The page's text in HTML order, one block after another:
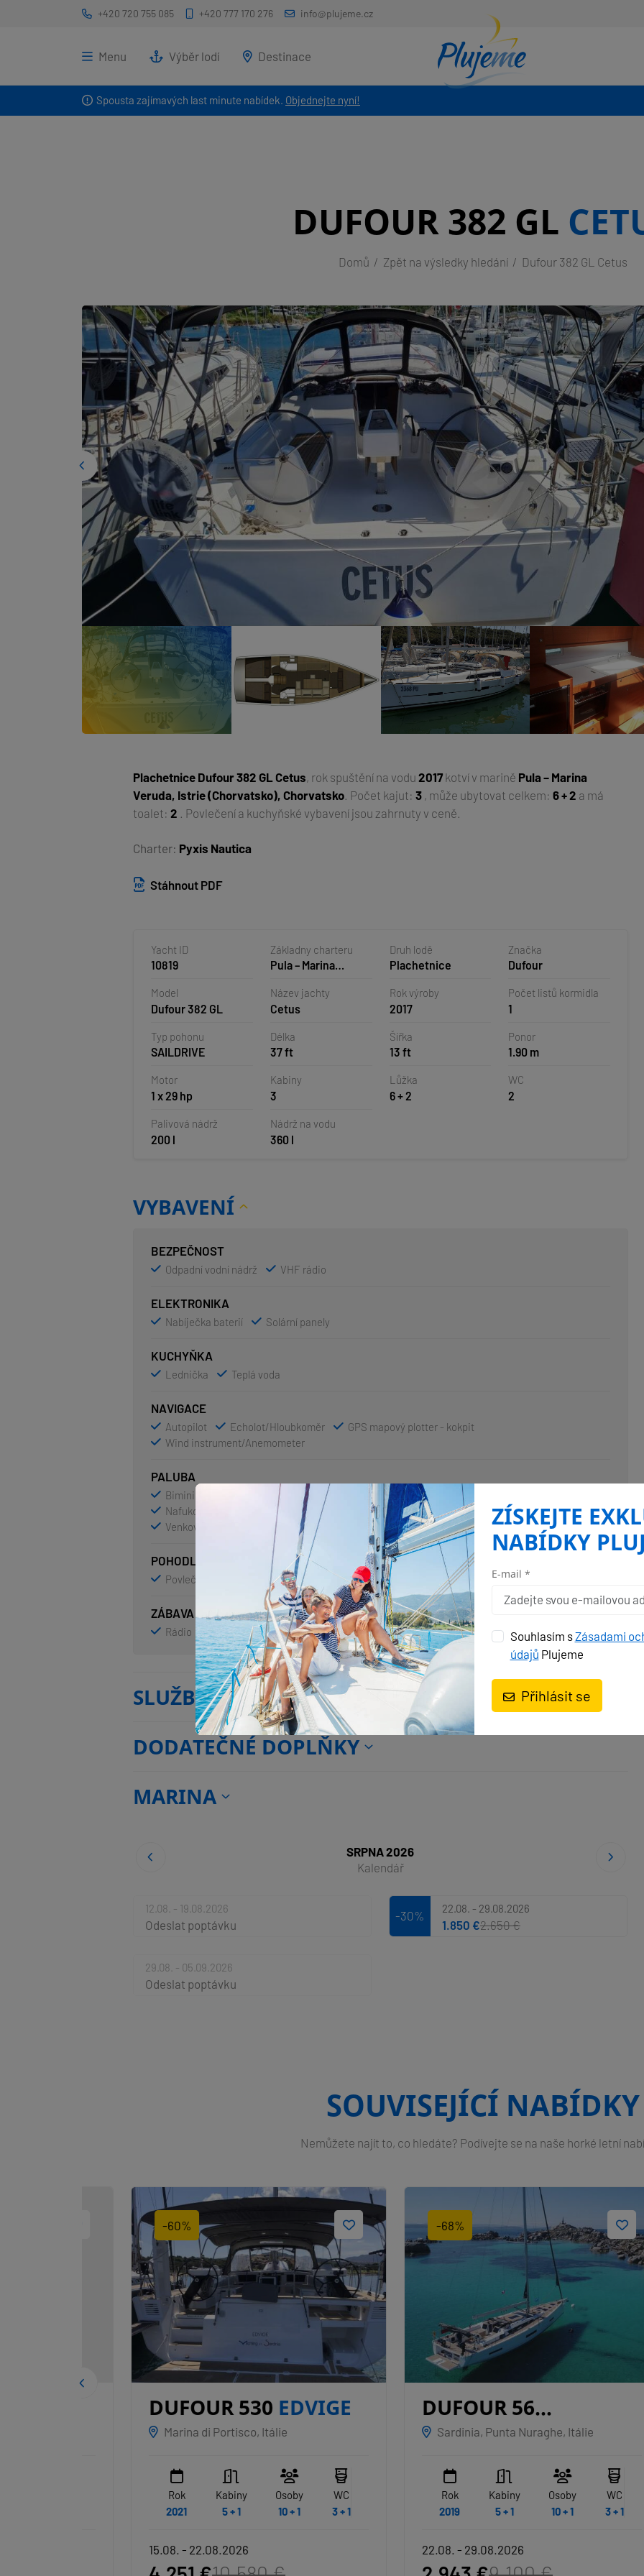
Spousta zajímavých last minute nabídek. Objednejte nyní!
+420 720 755 085 +420 777 170 276 info@plujeme.cz
Menu Výběr lodí Destinace
DUFOUR 382 GL
Domů Zpět na výsledky hledání Dufour 382 GL Cetus
Plachetnice Dufour 382 GL Cetus, rok spuštění na vodu2017 kotví v marině Pula – Marina
Veruda, Istrie (Chorvatsko), Chorvatsko . Počet kajut:3 , může ubytovat celkem:6 + 2 a má
toalet:2 . Povlečení a kuchyňské vybavení jsou zahrnuty v ceně.
Charter: Pyxis Nautica
Stáhnout PDF
Yacht ID
10819
Základny charteru
Pula – Marina
Druh lodě
Plachetnice
Značka
Dufour
Model
Dufour 382 GL
Název jachty
Cetus
Rok výroby
2017
Počet listů kormidla
1
Typ pohonu
SAILDRIVE
Délka
37 ft
Šířka
13 ft
Ponor
1.90 m
Motor
1 x 29 hp
Kabiny
3
Lůžka
6 + 2
WC
2
Palivová nádrž
200 l
Nádrž na vodu
360 l
VYBAVENÍ
BEZPEČNOST
Odpadní vodní nádrž VHF rádio
ELEKTRONIKA
Nabíječka baterií Solární panely
KUCHYŇKA
Lednička Teplá voda
NAVIGACE
Autopilot Echolot/Hloubkoměr
GPS mapový plotter - kokpit
Wind instrument/Anemometer
PALUBA
Bimini Elektrický kotevní vrátek Fendry
Koupací platforma
Nafukovací člun
Přívěsný motor Sprayhood
Stoleček v kokpitě
Venkovní sprcha na zádi
POHODLÍ
Povlečení
ZÁBAVA
Rádio TV Venkovní reproduktory
SLUŽBY
DODATEČNÉ DOPLŇKY
MARINA
SRPNA 2026
Kalendář
12.08. - 19.08.2026
Odeslat poptávku
-30%
22.08. - 29.08.2026
1.850 €2.650 €
29.08. - 05.09.2026
Odeslat poptávku
SOUVISEJÍCÍ NABÍDKY
Nemůžete najít to, co hledáte? Podívejte se na naše horké letní
-60%
DUFOUR 530EDVIGE
Marina di Portisco, Itálie
Kabiny
5 + 1
Osoby
10 + 1
WC
3 + 1
15.08. - 22.08.2026
-68%
DUFOUR 56
EXCLUSIVE
Sardinia, Punta Nuraghe, Itálie
Kabiny
5 + 1
Osoby
10 + 1
WC
3 + 1
22.08. - 29.08.2026
ZÍSKEJTE
NABÍDKY
E-mail *
Souhlasím sZásadami
údajů Plujeme
Přihlásit se